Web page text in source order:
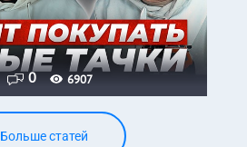
0 6907
Больше статей